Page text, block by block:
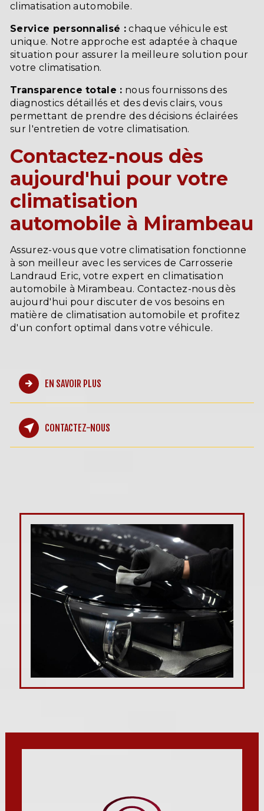
climatisation automobile.
Service personnalisé : chaque véhicule est
unique. Notre approche est adaptée à chaque
situation pour assurer la meilleure solution pour
votre climatisation.
Transparence totale : nous fournissons des
diagnostics détaillés et des devis clairs, vous
permettant de prendre des décisions éclairées
sur l'entretien de votre climatisation.
Contactez-nous dès
aujourd'hui pour votre
climatisation
automobile à Mirambeau
Assurez-vous que votre climatisation fonctionne
à son meilleur avec les services de Carrosserie
Landraud Eric, votre expert en climatisation
automobile à Mirambeau. Contactez-nous dès
aujourd'hui pour discuter de vos besoins en
matière de climatisation automobile et profitez
d'un confort optimal dans votre véhicule.
EN SAVOIR PLUS
CONTACTEZ-NOUS